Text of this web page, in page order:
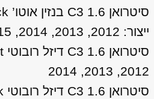
ייצור: 2012, 2013, 2014, 2015
2012, 2013, 2014